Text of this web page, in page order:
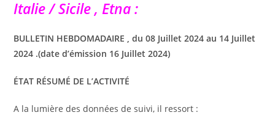
Italie / Sicile , Etna :
BULLETIN HEBDOMADAIRE , du 08 Juillet 2024 au 14 Juillet
2024 .(date d’émission 16 Juillet 2024)
ÉTAT RÉSUMÉ DE L’ACTIVITÉ
A la lumière des données de suivi, il ressort :